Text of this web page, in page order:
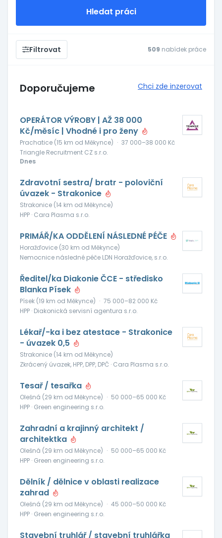
Hledat práci
Filtrovat 509 nabídek práce
Doporučujeme Chci zde inzerovat
OPERÁTOR VÝROBY | AŽ 38 000
Kč/měsíc | Vhodné i pro ženy
Prachatice (15 km od Měkynce) · 37 000–38 000 Kč
Triangle Recruitment CZ s.r.o.
Dnes
Zdravotní sestra/ bratr - poloviční
úvazek - Strakonice
Strakonice (14 km od Měkynce)
HPP · Cara Plasma s.r.o.
PRIMÁŘ/KA ODDĚLENÍ NÁSLEDNÉ PÉČE
Horažďovice (30 km od Měkynce)
Nemocnice následné péče LDN Horažďovice, s.r.o.
Ředitel/ka Diakonie ČCE - středisko
Blanka Písek
Písek (19 km od Měkynce) · 75 000–82 000 Kč
HPP · Diakonická servisní agentura s.r.o.
Lékař/-ka i bez atestace - Strakonice
- úvazek 0,5
Strakonice (14 km od Měkynce)
Zkrácený úvazek, HPP, DPP, DPČ · Cara Plasma s.r.o.
Tesař / tesařka
Olešná (29 km od Měkynce) · 50 000–65 000 Kč
HPP · Green engineering s.r.o.
Zahradní a krajinný architekt /
architektka
Olešná (29 km od Měkynce) · 50 000–65 000 Kč
HPP · Green engineering s.r.o.
Dělník / dělnice v oblasti realizace
zahrad
Olešná (29 km od Měkynce) · 45 000–50 000 Kč
HPP · Green engineering s.r.o.
Stavební truhlář / stavební truhlářka